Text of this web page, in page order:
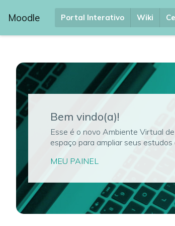
Moodle Portal Interativo Wiki
Bem vindo(a)!
Esse é o novo Ambiente Virtual
espaço para ampliar seus
MEU PAINEL